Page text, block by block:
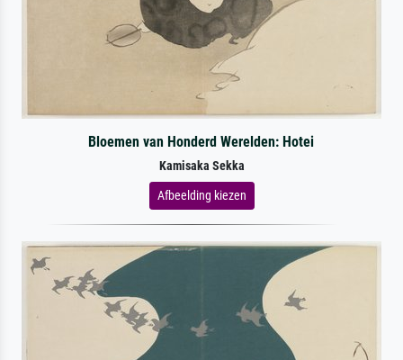
Bloemen van Honderd Werelden: Hotei
Kamisaka Sekka
Afbeelding kiezen